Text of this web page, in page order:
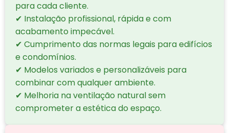
para cada cliente.
✔ Instalação profissional, rápida e com
acabamento impecável.
✔ Cumprimento das normas legais para edifícios
e condomínios.
✔ Modelos variados e personalizáveis para
combinar com qualquer ambiente.
✔ Melhoria na ventilação natural sem
comprometer a estética do espaço.